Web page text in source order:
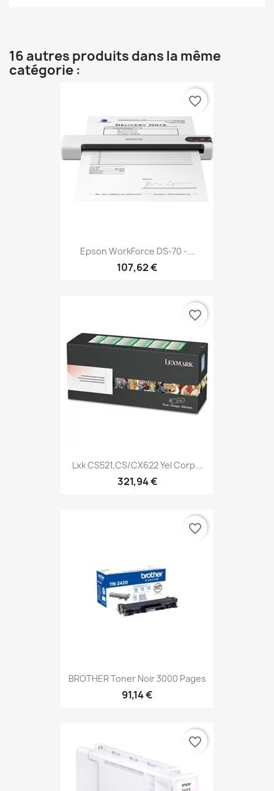
16 autres produits dans la même
catégorie :
Epson WorkForce DS-70 -...
107,62 €
favorite_border
Lxk CS521,CS/CX622 Yel Corp...
321,94 €
favorite_border
BROTHER Toner Noir 3000 Pages
91,14 €
favorite_border
favorite_border